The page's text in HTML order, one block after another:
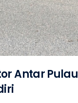
Antar Pulau